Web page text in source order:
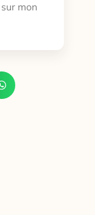
mon